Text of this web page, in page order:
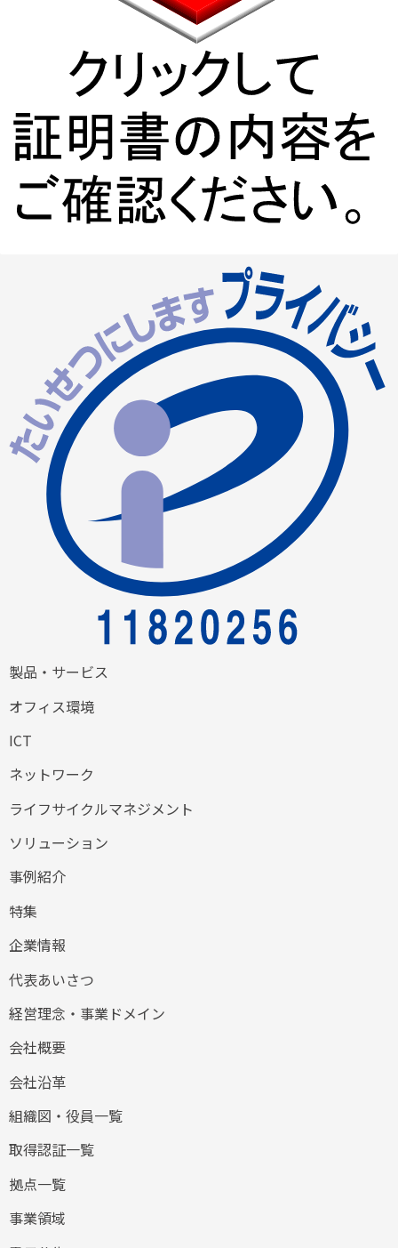
製品・サービス
オフィス環境
ICT
ネットワーク
ライフサイクルマネジメント
ソリューション
事例紹介
特集
企業情報
代表あいさつ
経営理念・事業ドメイン
会社概要
会社沿革
組織図・役員一覧
取得認証一覧
拠点一覧
事業領域